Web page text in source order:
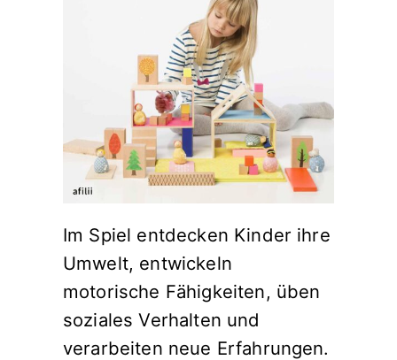
Im Spiel entdecken Kinder ihre
Umwelt, entwickeln
motorische Fähigkeiten, üben
soziales Verhalten und
verarbeiten neue Erfahrungen.